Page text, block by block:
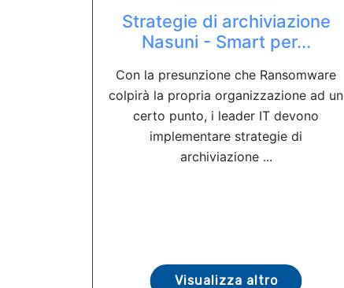
Strategie di archiviazione
Nasuni - Smart per...
Con la presunzione che Ransomware
colpirà la propria organizzazione ad un
certo punto, i leader IT devono
implementare strategie di
archiviazione ...
Visualizza altro